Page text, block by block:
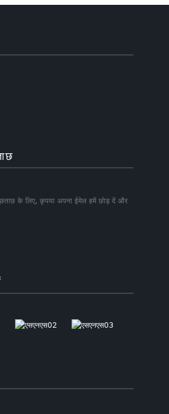
पूछताछ के लिए, कृपया अपना ईमेल हमें छोड़ दें और